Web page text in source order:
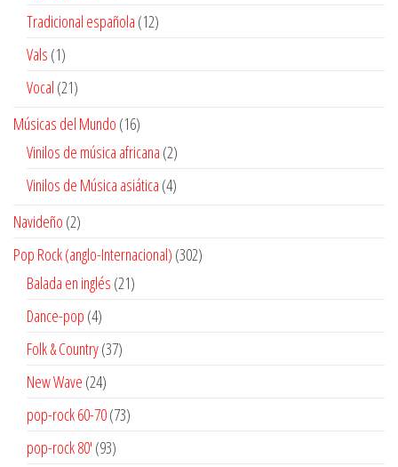
productos
Tradicional española 1212
Vals 11
producto
Vocal 2121
Músicas del Mundo 1616
productos
Vinilos de música africana 22
productos
Vinilos de Música asiática 44
Navideño 22
productos
Pop Rock (anglo-Internacional) 302302
Balada en inglés 2121
Dance-pop 44
productos
Folk & Country 3737
New Wave 2424
productos
pop-rock 60-70 7373
pop-rock 80' 9393